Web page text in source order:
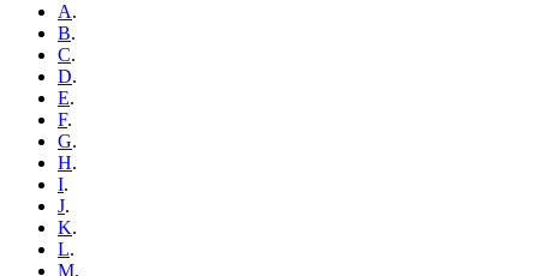
A.
B.
C.
D.
E.
F.
G.
H.
I.
J.
K.
L.
M.